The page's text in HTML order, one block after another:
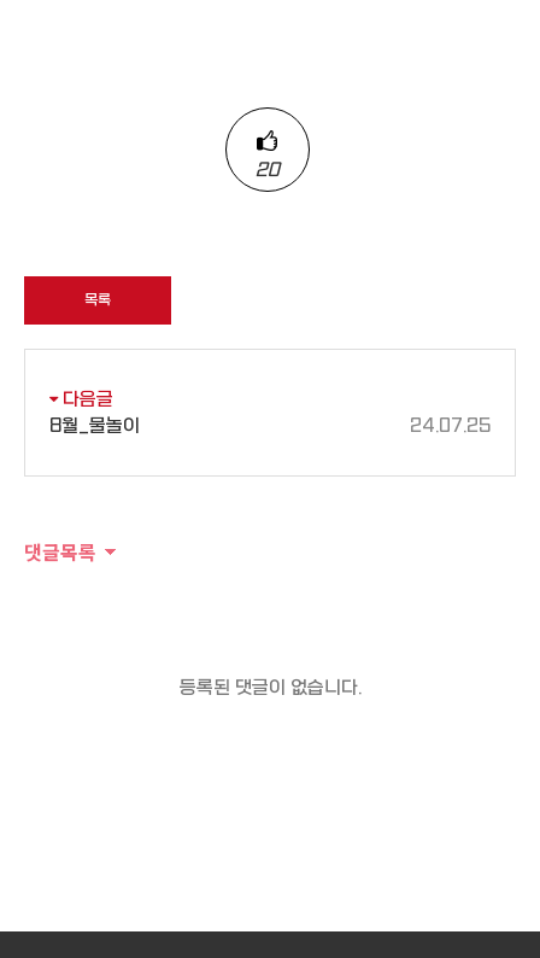
20
목록
다음글
8월_물놀이
24.07.25
댓글목록
등록된 댓글이 없습니다.